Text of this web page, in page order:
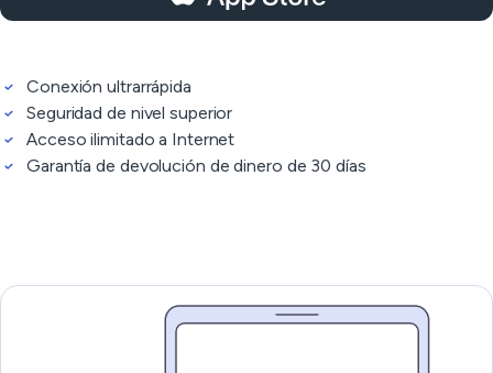
Conexión ultrarrápida
Seguridad de nivel superior
Acceso ilimitado a Internet
Garantía de devolución de dinero de 30 días